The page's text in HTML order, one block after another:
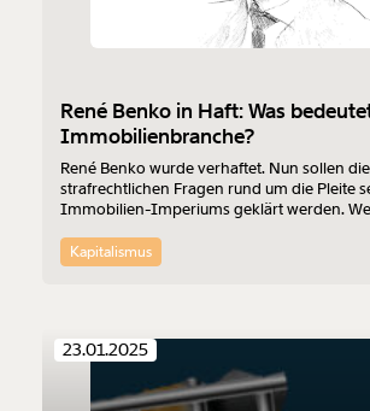
René Benko in Haft: Was
Immobilienbranche?
René Benko wurde verhaftet. Nun sollen die
strafrechtlichen Fragen rund um die Pleite
Immobilien-Imperiums geklärt werden.
genauso wichtig sind, erklärt Leonhard
Kapitalismus
23.01.2025